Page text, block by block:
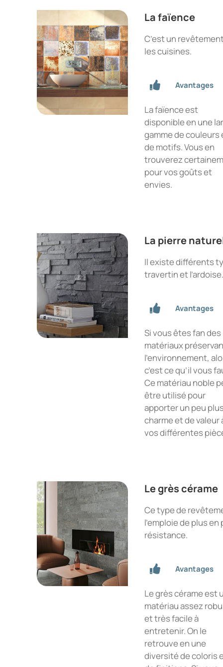
La faïence
C’est un
les cuisines.
Avantages
La faïence est
disponible en une
gamme de couleurs
de motifs. Vous en
trouverez
pour vos goûts et
envies.
La pierre
Il existe différents
travertin et
Avantages
Si vous êtes fan des
matériaux
l’environnement,
c’est ce qu’il vous
Ce matériau noble
être utilisé pour
apporter un peu
charme et de valeur
vos différentes
Le grès cérame
Ce type de
l’emploie de plus
résistance.
Avantages
Le grès cérame est
matériau assez
et très facile à
entretenir. On le
retrouve en une
diversité de coloris